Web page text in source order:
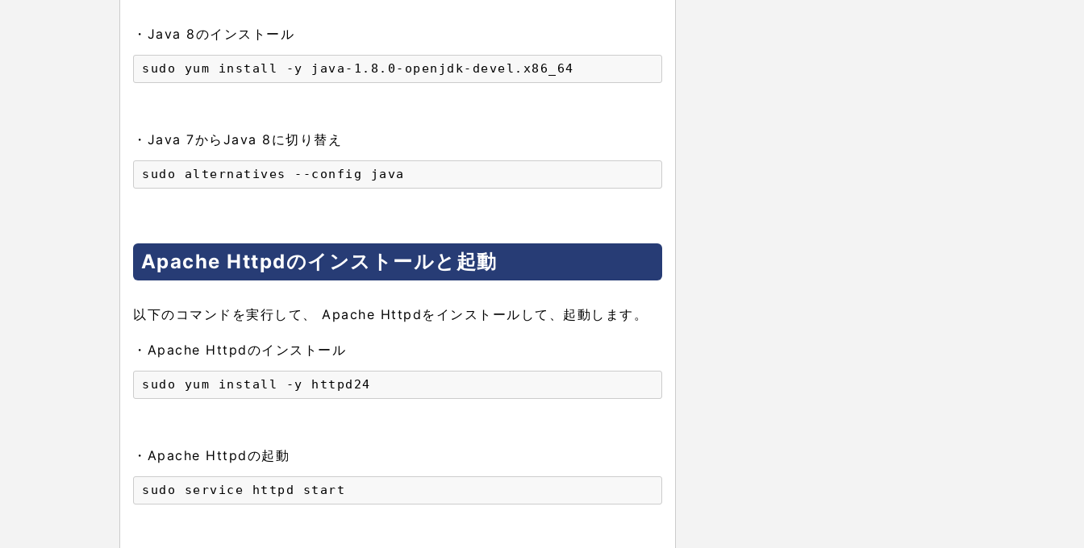
・Java 8のインストール
sudo yum install -y java-1.8.0-openjdk-devel.x86_64
・Java 7からJava 8に切り替え
sudo alternatives --config java
Apache Httpdのインストールと起動
以下のコマンドを実行して、 Apache Httpdをインストールして、起動します。
・Apache Httpdのインストール
sudo yum install -y httpd24
・Apache Httpdの起動
sudo service httpd start